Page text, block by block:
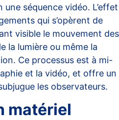
une séquence vidéo. L’effet
qui s’opèrent de
visible le mouvement des
la lumière ou même la
Ce processus est à mi-
et la vidéo, et offre un
les observateurs.
matériel